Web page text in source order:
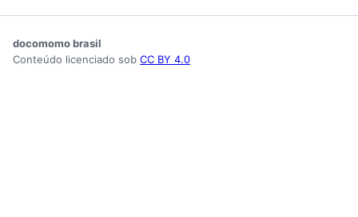
docomomo brasil
Conteúdo licenciado sob CC BY 4.0